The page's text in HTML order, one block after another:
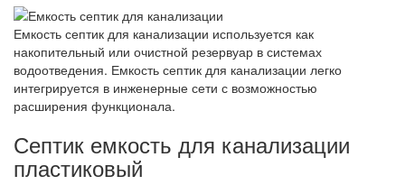
Емкость септик для канализации используется как
накопительный или очистной резервуар в системах
водоотведения. Емкость септик для канализации легко
интегрируется в инженерные сети с возможностью
расширения функционала.
Септик емкость для канализации
пластиковый